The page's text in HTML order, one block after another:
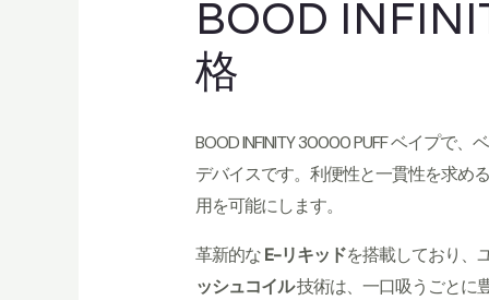
BOOD
格
BOOD INFINITY 30000 PUFF ベイプで
デバイスです。利便性と一貫性を求め
用を可能にします。
革新的なE-リキッドを搭載しており、
ッシュコイル技術は、一口吸うごとに